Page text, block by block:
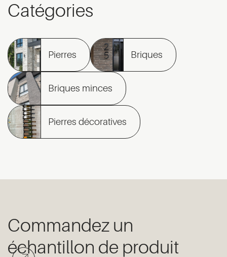
Catégories
Pierres Briques
Briques minces
Pierres décoratives
Commandez un
échantillon de produit